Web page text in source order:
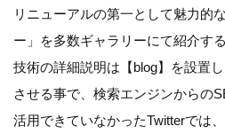
リニューアルの第一として魅力的
ー」を多数ギャラリーにて紹介す
技術の詳細説明は【blog】を設置
させる事で、検索エンジンからの
活用できていなかったTwitterでは